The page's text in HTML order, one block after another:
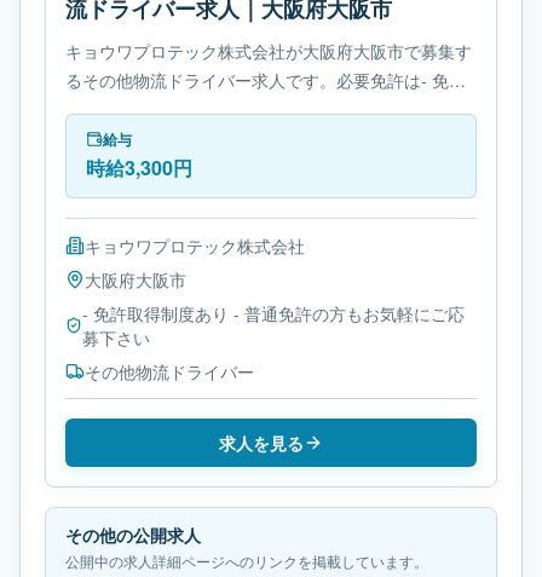
流ドライバー求人｜大阪府大阪市
キョウワプロテック株式会社が大阪府大阪市で募集す
るその他物流ドライバー求人です。必要免許は- 免許
取得制度ありです。
給与
時給3,300円
キョウワプロテック株式会社
大阪府大阪市
- 免許取得制度あり - 普通免許の方もお気軽にご応
募下さい
その他物流ドライバー
求人を見る
その他の公開求人
公開中の求人詳細ページへのリンクを掲載しています。